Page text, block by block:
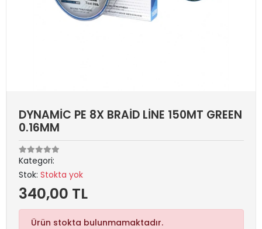
DYNAMİC PE 8X BRAİD LİNE 150MT GREEN
0.16MM
Kategori:
Stok: Stokta yok
340,00 TL
Ürün stokta bulunmamaktadır.